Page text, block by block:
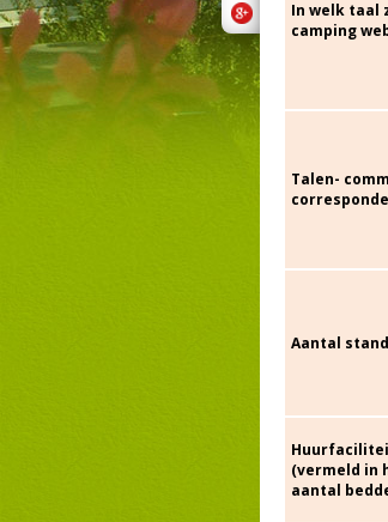
In welk taal
camping
Talen-
Aantal
(vermeld in
aantal